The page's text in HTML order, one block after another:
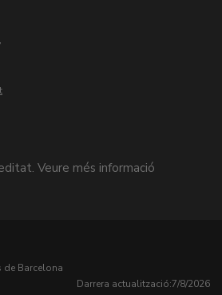
de Barcelona
Darrera actualització:7/8/2026